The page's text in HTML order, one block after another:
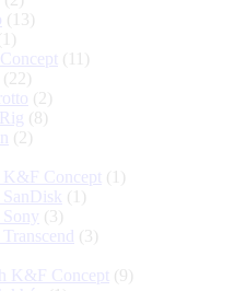
(13)
(11)
(22)
(2)
(8)
(2)
Concept (1)
(1)
(3)
(3)
K&F Concept (9)